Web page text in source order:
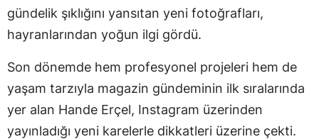
gündelik şıklığını yansıtan yeni fotoğrafları,
hayranlarından yoğun ilgi gördü.
Son dönemde hem profesyonel projeleri hem de
yaşam tarzıyla magazin gündeminin ilk sıralarında
yer alan Hande Erçel, Instagram üzerinden
yayınladığı yeni karelerle dikkatleri üzerine çekti.